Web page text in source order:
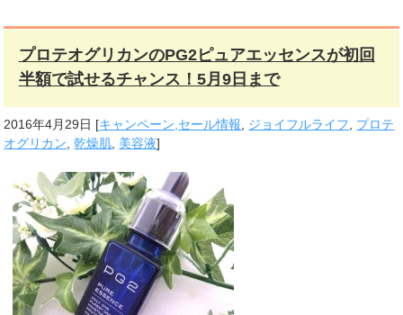
プロテオグリカンのPG2ピュアエッセンスが初回
半額で試せるチャンス！5月9日まで
2016年4月29日 [キャンペーン,セール情報 ジョイフルライフ
プロテ
オグリカン ,乾燥肌 美容液]